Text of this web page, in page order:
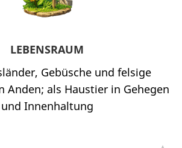
LEBENSRAUM
Gebüsche und felsige
Anden; als Haustier in Gehegen
und Innenhaltung